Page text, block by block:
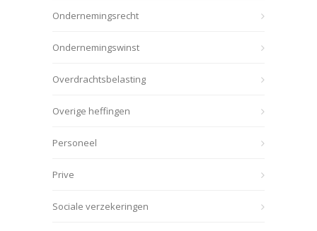
Ondernemingsrecht
Ondernemingswinst
Overdrachtsbelasting
Overige heffingen
Personeel
Prive
Sociale verzekeringen